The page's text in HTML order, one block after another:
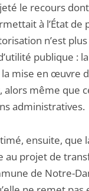
le recours
à l’État
n’est
publique :
mise en œuvre
même que
administratives.
ensuite,
au projet de
de Notre-